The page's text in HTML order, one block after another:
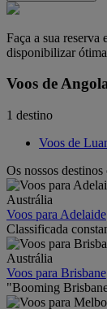
Faça a sua
disponibilizar
Voos de
1 destino
Voos de
Os nossos
Austrália
Voos para Adelaide
Classificada
Austrália
Voos para Brisbane
"Booming